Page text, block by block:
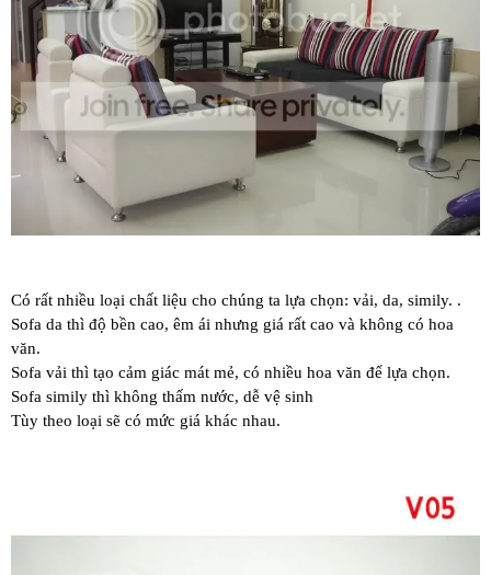
Có rất nhiều loại chất liệu cho chúng ta lựa chọn: vải, da, simily. .
Sofa da thì độ bền cao, êm ái nhưng giá rất cao và không có hoa
văn.
Sofa vải thì tạo cảm giác mát mẻ, có nhiều hoa văn để lựa chọn.
Sofa simily thì không thấm nước, dễ vệ sinh
Tùy theo loại sẽ có mức giá khác nhau.